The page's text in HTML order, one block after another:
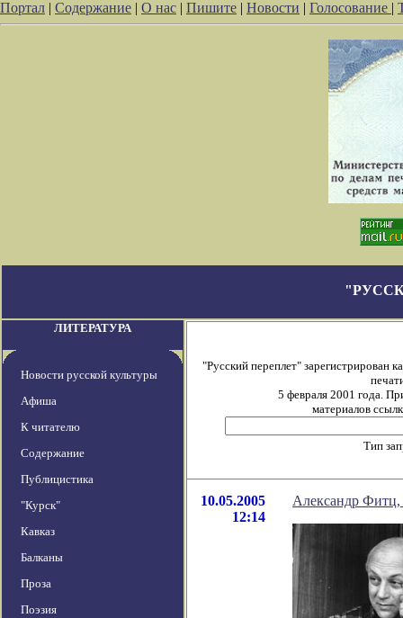
Портал | Содержание | О нас | Пишите | Новости | Голосование |
ЛИТЕРАТУРА
Новости русской культуры
Афиша
К читателю
Содержание
Публицистика
"Курск"
Кавказ
Балканы
Проза
Поэзия
"Русский переплет" зарегистрирован
5 февраля 2001 года.
материалов
Тип
10.05.2005
12:14
Александр